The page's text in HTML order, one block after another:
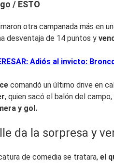
/ ESTO
otra campanada más en
desventaja de 14 puntos y
Adiós al invicto:
comandó un último drive en
, quien sacó el balón del campo,
y gol.
da la sorpresa y
de comedia se tratara, el